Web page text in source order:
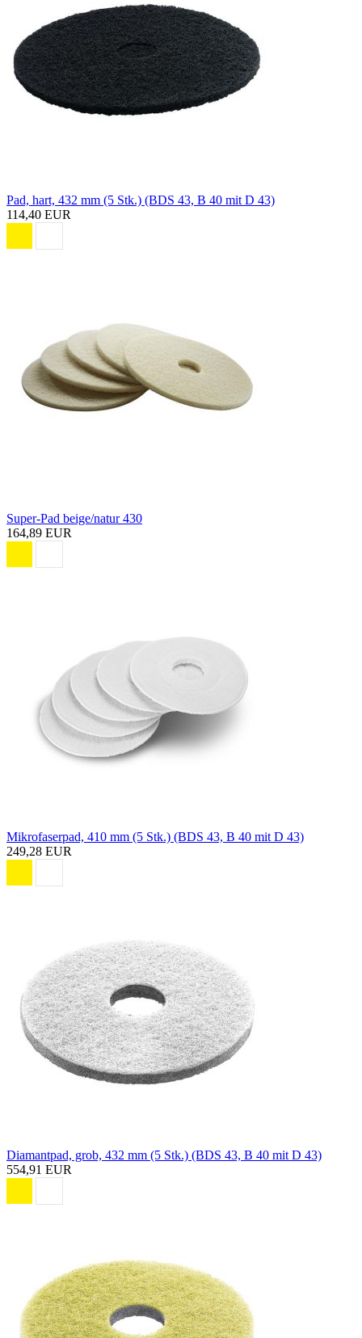
Pad, hart, 432 mm (5 Stk.) (BDS 43, B 40 mit D 43)
114,40 EUR
Super-Pad beige/natur 430
164,89 EUR
Mikrofaserpad, 410 mm (5 Stk.) (BDS 43, B 40 mit D 43)
249,28 EUR
Diamantpad, grob, 432 mm (5 Stk.) (BDS 43, B 40 mit D 43)
554,91 EUR